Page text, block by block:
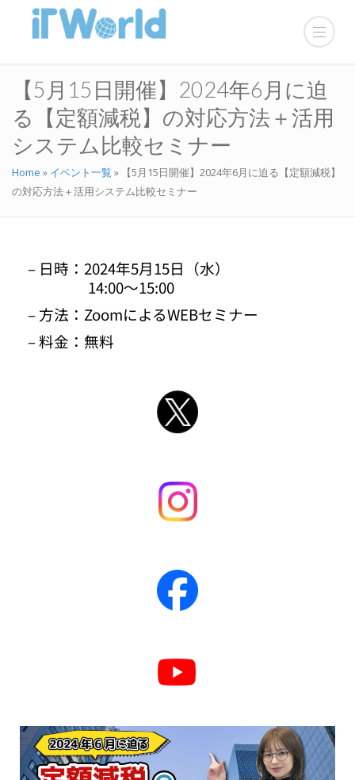
【5月15日開催】2024年6月に迫
る【定額減税】の対応方法＋活用
システム比較セミナー
Home » イベント一覧 »
【5月15日開催】2024年6月に迫る【定額減税】
の対応方法＋活用システム比較セミナー
– 日時： 2024年5月15日（水）
14:00～15:00
– 方法：ZoomによるWEBセミナー
– 料金：無料